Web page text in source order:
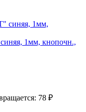
1мм, кнопочн.,
78 ₽